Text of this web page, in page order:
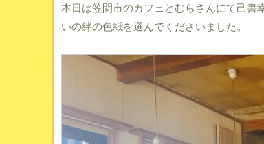
本日は笠間市のカフェとむらさんにて己書
いの絆の色紙を選んでくださいました。